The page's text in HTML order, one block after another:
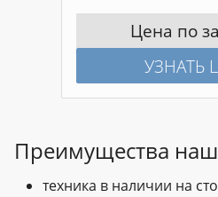
Цена по
УЗНАТЬ
Преимущества
техника в наличии на